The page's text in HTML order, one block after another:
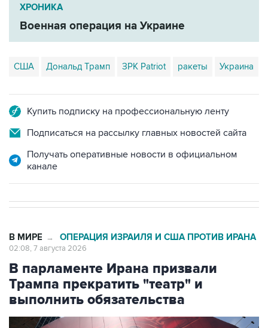
США Дональд Трамп ЗРК Patriot ракеты Украина
Подписаться на рассылку главных новостей сайта
Получать оперативные новости в официальном
канале
В парламенте Ирана призвали
Трампа прекратить "театр" и
выполнить обязательства